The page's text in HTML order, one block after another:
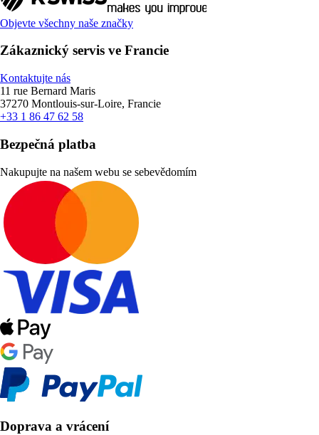
Objevte všechny naše značky
Zákaznický servis ve Francie
Kontaktujte nás
11 rue Bernard Maris
37270 Montlouis-sur-Loire, Francie
+33 1 86 47 62 58
Bezpečná platba
Nakupujte na našem webu se sebevědomím
Doprava a vrácení